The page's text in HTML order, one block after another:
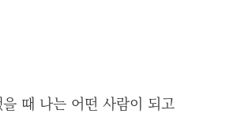
때 나는 어떤 사람이 되고